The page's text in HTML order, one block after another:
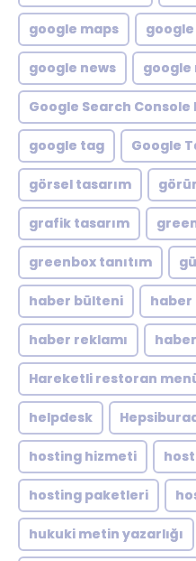
google maps
google news google
Google Search Console
google tag Google
görsel tasarım
grafik tasarım
greenbox tanıtım
haber bülteni
haber reklamı
Hareketli restoran
helpdesk
hosting hizmeti
hosting paketleri
hukuki metin yazarlığı